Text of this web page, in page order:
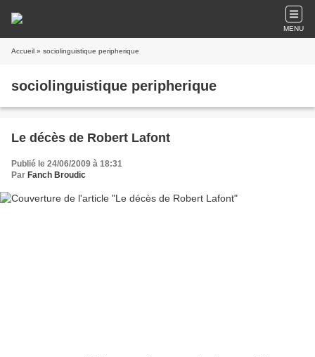
MENU
Accueil » sociolinguistique peripherique
sociolinguistique peripherique
Le décès de Robert Lafont
Publié le 24/06/2009 à 18:31
Par Fanch Broudic